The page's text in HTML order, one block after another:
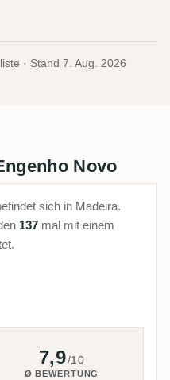
· Stand 7. Aug. 2026
Novo
sich in Madeira.
137 mal mit einem
7,9/10
Ø BEWERTUNG